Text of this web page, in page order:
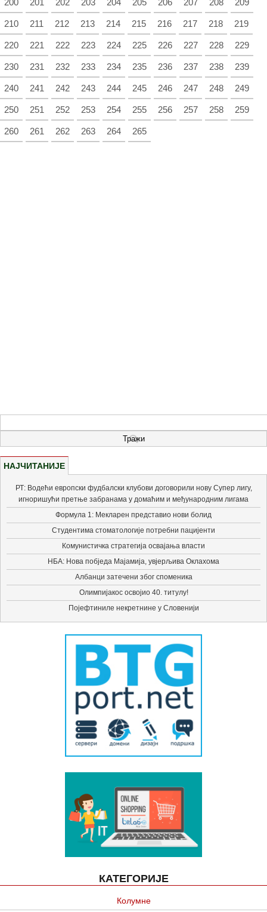
200 201 202 203 204 205 206 207 208 209
210 211 212 213 214 215 216 217 218 219
220 221 222 223 224 225 226 227 228 229
230 231 232 233 234 235 236 237 238 239
240 241 242 243 244 245 246 247 248 249
250 251 252 253 254 255 256 257 258 259
260 261 262 263 264 265
НАЈЧИТАНИЈЕ
РТ: Водећи европски фудбалски клубови договорили нову Супер лигу,
игноришући претње забранама у домаћим и међународним лигама
Формула 1: Мекларен представио нови болид
Студентима стоматологије потребни пацијенти
Комунистичка стратегија освајања власти
НБА: Нова побједа Мајамија, увјерљива Оклахома
Албанци затечени због споменика
Олимпијакос освојио 40. титулу!
Појефтиниле некретнине у Словенији
КАТЕГОРИЈЕ
Колумне